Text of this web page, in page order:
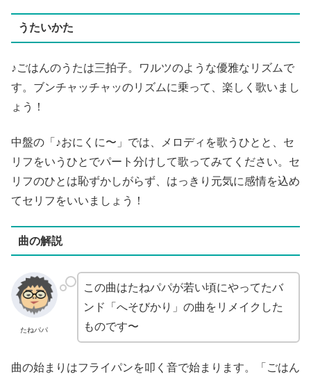
うたいかた
♪ごはんのうたは三拍子。ワルツのような優雅なリズムで
す。ブンチャッチャッのリズムに乗って、楽しく歌いまし
ょう！
中盤の「♪おにくに〜」では、メロディを歌うひとと、セ
リフをいうひとでパート分けして歌ってみてください。セ
リフのひとは恥ずかしがらず、はっきり元気に感情を込め
てセリフをいいましょう！
曲の解説
たねパパ
この曲はたねパパが若い頃にやってたバ
ンド「へそびかり」の曲をリメイクした
ものです〜
曲の始まりはフライパンを叩く音で始まります。「ごはん